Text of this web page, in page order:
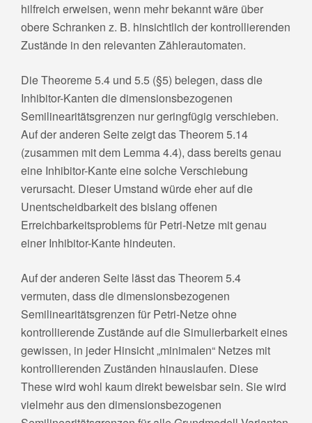
hilfreich erweisen, wenn mehr bekannt wäre über
obere Schranken z. B. hinsichtlich der kontrollierenden
Zustände in den relevanten Zählerautomaten.
Die Theoreme 5.4 und 5.5 (§5) belegen, dass die
Inhibitor-Kanten die dimensionsbezogenen
Semilinearitätsgrenzen nur geringfügig verschieben.
Auf der anderen Seite zeigt das Theorem 5.14
(zusammen mit dem Lemma 4.4), dass bereits genau
eine Inhibitor-Kante eine solche Verschiebung
verursacht. Dieser Umstand würde eher auf die
Unentscheidbarkeit des bislang offenen
Erreichbarkeitsproblems für Petri-Netze mit genau
einer Inhibitor-Kante hindeuten.
Auf der anderen Seite lässt das Theorem 5.4
vermuten, dass die dimensionsbezogenen
Semilinearitätsgrenzen für Petri-Netze ohne
kontrollierende Zustände auf die Simulierbarkeit eines
gewissen, in jeder Hinsicht „minimalen“ Netzes mit
kontrollierenden Zuständen hinauslaufen. Diese
These wird wohl kaum direkt beweisbar sein. Sie wird
vielmehr aus den dimensionsbezogenen